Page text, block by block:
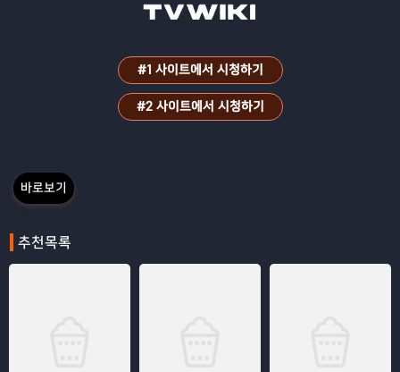
실종 당일, 은행잔고를 모두 인출하고 살던
은 행적에 단순 실종사건이 아님을 직감하
는 종근은 그녀가 살인사건과 연관되어 있
음을 알아낸다. 그녀는 과연 누구였을까?
그녀의 정체에 다가갈수록 점점 더 충격적
#1 사이트에서 시청하기
#2 사이트에서 시청하기
바로보기
추천목록